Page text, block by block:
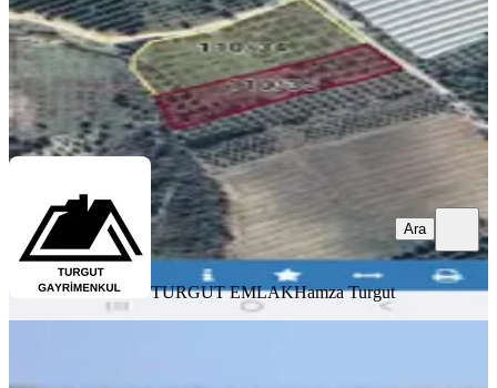
TURGUT EMLAKHamza Turgut
Ara
TURGUT EMLAKHamza Turgut
Ara